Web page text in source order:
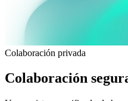
Colaboración privada
Colaboración